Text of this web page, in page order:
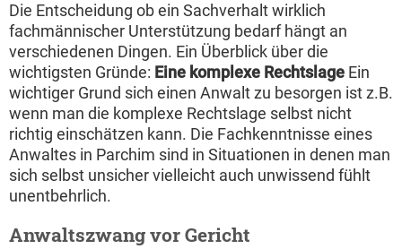
Die Entscheidung ob ein Sachverhalt wirklich
fachmännischer Unterstützung bedarf hängt an
verschiedenen Dingen. Ein Überblick über die
wichtigsten Gründe: Eine komplexe Rechtslage Ein
wichtiger Grund sich einen Anwalt zu besorgen ist z.B.
wenn man die komplexe Rechtslage selbst nicht
richtig einschätzen kann. Die Fachkenntnisse eines
Anwaltes in Parchim sind in Situationen in denen man
sich selbst unsicher vielleicht auch unwissend fühlt
unentbehrlich.
Anwaltszwang vor Gericht